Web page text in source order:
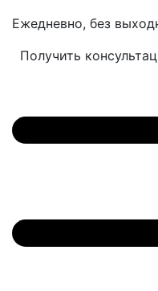
Ежедневно, без
Получить